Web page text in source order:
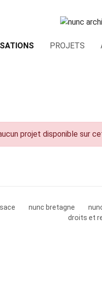
PROJETS
projet disponible sur
nunc bretagne
droits et